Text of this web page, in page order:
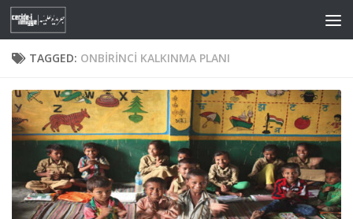
Skip to content
TAGGED: ONBIRINCI KALKINMA PLANI